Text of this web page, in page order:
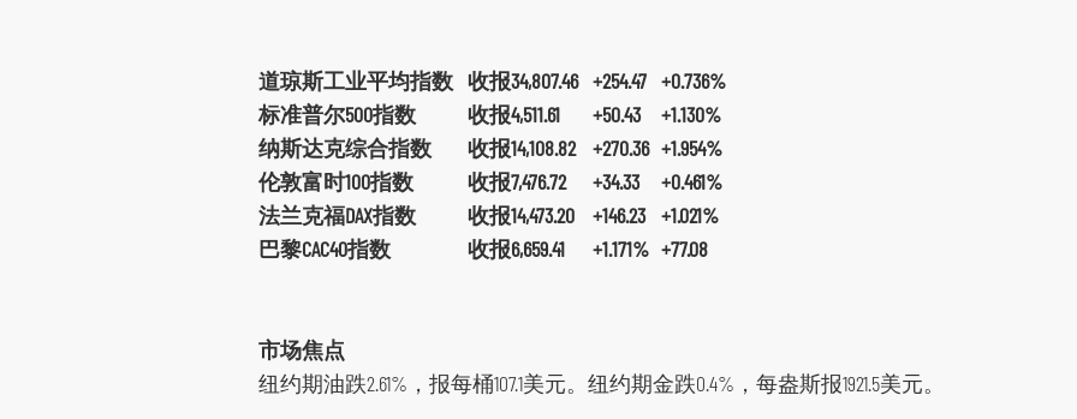
道琼斯工业平均指数 收报34,807.46 +254.47 +0.736%
标准普尔500指数
收报4,511.61 +50.43
+1.130%
纳斯达克综合指数
收报14,108.82 +270.36 +1.954%
伦敦富时100指数
收报7,476.72 +34.33
+0.461%
法兰克福DAX指数
收报14,473.20 +146.23 +1.021%
巴黎CAC40指数
收报6,659.41 +1.171% +77.08
市场焦点
纽约期油跌2.61%，报每桶107.1美元。纽约期金跌0.4%，每盎斯报1921.5美元。